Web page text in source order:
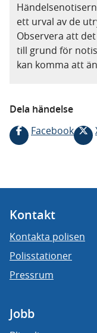
ett urval av de
Observera att
till grund för
kan komma att
Dela händelse
Facebook
Kontakt
Kontakta polisen
Polisstationer
Pressrum
Jobb